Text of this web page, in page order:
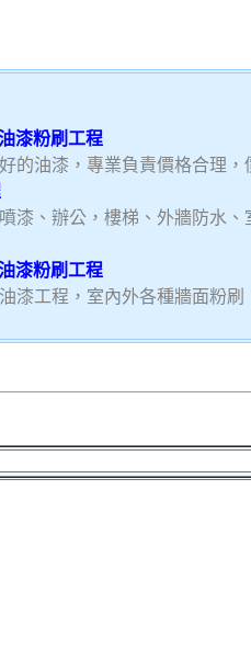
漆粉刷工程
的油漆，專業負責價格合理
漆、辦公，樓梯、外牆防水
漆粉刷工程
漆工程，室內外各種牆面粉